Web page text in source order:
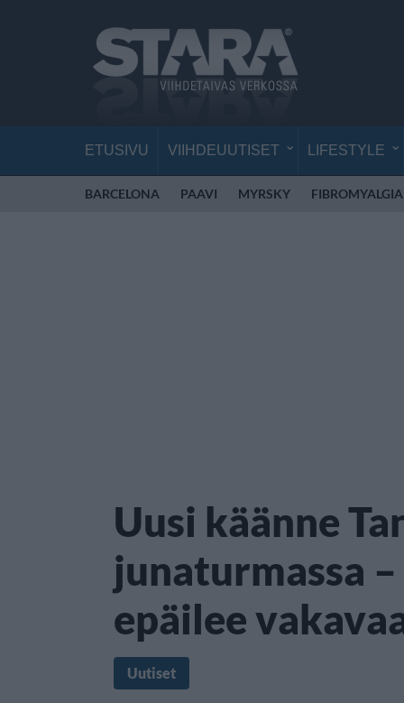
ETUSIVU VIIHDEUUTISET LIFESTYLE
BARCELONA PAAVI MYRSKY FIBROMYALGIA
Uusi käänne
junaturmassa
epäilee
Uutiset